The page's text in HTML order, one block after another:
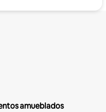
amueblados